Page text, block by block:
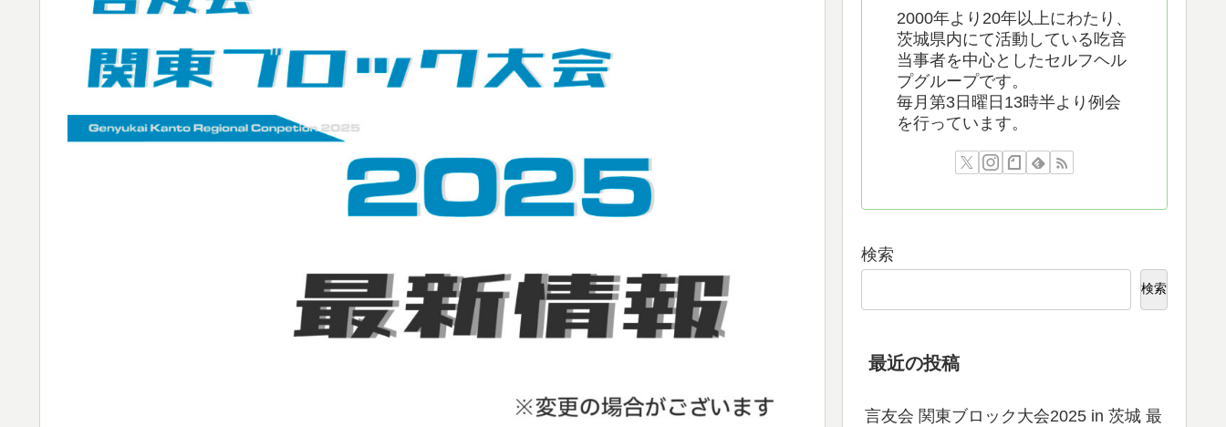
2000年より20年以上にわたり、
茨城県内にて活動している吃音
当事者を中心としたセルフヘル
プグループです。
毎月第3日曜日13時半より例会
を行っています。
検索
検索
最近の投稿
言友会 関東ブロック大会2025 in 茨城 最